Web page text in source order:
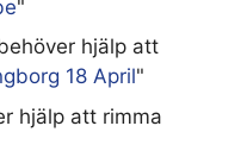
"
hjälp att
18 April"
hjälp att rimma